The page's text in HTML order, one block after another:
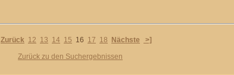
Zurück 12 13 14 15 16 17 18 Nächste
>]
Zurück zu den Suchergebnissen